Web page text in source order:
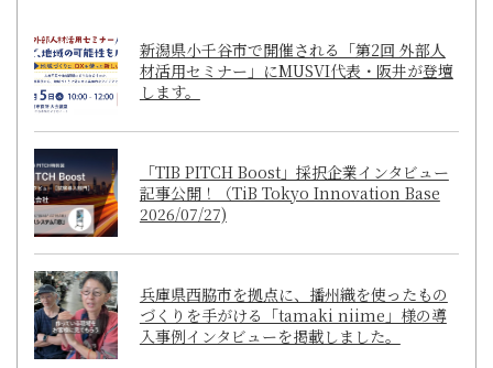
新潟県小千谷市で開催される「第2回 外部人
材活用セミナー」にMUSVI代表・阪井が登壇
します。
「TIB PITCH Boost」採択企業インタビュー
記事公開！（TiB Tokyo Innovation Base
2026/07/27)
兵庫県西脇市を拠点に、播州織を使ったもの
づくりを手がける「tamaki niime」様の導
入事例インタビューを掲載しました。